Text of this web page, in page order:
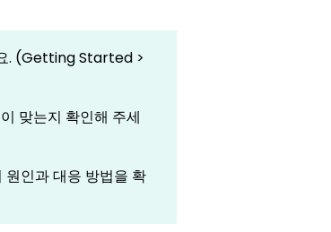
. (Getting Started >
맞는지 확인해 주세
인과 대응 방법을 확